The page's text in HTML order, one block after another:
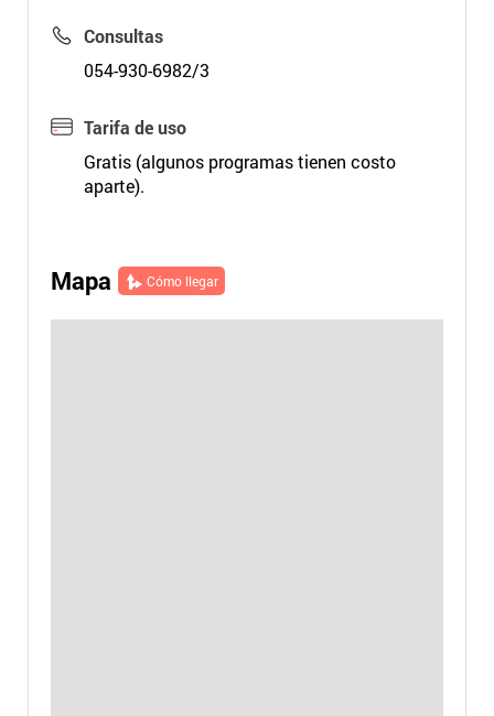
Consultas
054-930-6982/3
Tarifa de uso
Gratis (algunos programas tienen costo
aparte).
Mapa Cómo llegar